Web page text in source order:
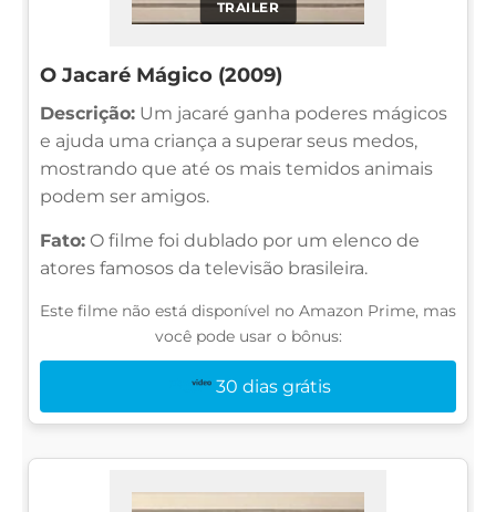
TRAILER
O Jacaré Mágico (2009)
Descrição: Um jacaré ganha poderes mágicos
e ajuda uma criança a superar seus medos,
mostrando que até os mais temidos animais
podem ser amigos.
Fato: O filme foi dublado por um elenco de
atores famosos da televisão brasileira.
Este filme não está disponível no Amazon Prime, mas
você pode usar o bônus:
30 dias grátis